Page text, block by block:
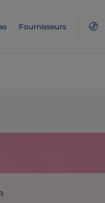
Fournisseurs